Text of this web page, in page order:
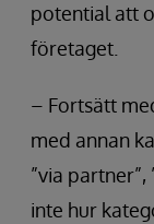
potential att
företaget.
– Fortsätt
med annan
”via
inte hur